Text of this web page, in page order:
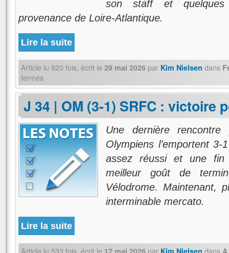
son staff et
provenance de Loire-Atlantique.
Lire la suite
Article lu 820 fois, écrit le 29 mai 2026 par Kim Nielsen dans
fermés
J 34 | OM (3-1) SRFC : victoire
Une dernière
Olympiens l’emportent
assez réussi et une
meilleur goût de
Vélodrome. Maintenant,
interminable mercato.
Lire la suite
Article lu 533 fois, écrit le 17 mai 2026 par Kim Nielsen dans